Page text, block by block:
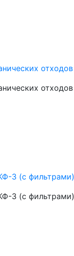
3 (с фильтрами)
3 (с фильтрами)